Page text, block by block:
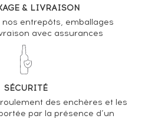
& LIVRAISON
nos entrepôts, emballages
avec assurances
SÉCURITÉ
des enchères et les
par la présence d’un